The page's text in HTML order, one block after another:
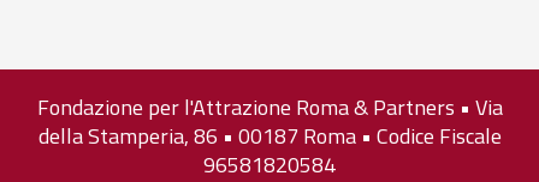
Fondazione per l'Attrazione Roma & Partners • Via
della Stamperia, 86 • 00187 Roma • Codice Fiscale
96581820584